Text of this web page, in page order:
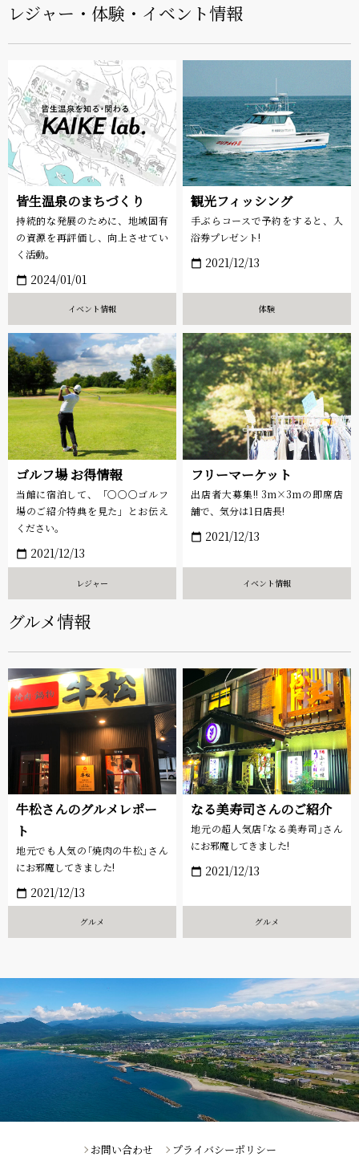
レジャー・体験・イベント情報
皆生温泉のまちづくり
持続的な発展のために、地域固有
の資源を再評価し、向上させてい
く活動。
calendar_today 2024/01/01
イベント情報
観光フィッシング
手ぶらコースで予約をすると、入
浴券プレゼント!
calendar_today 2021/12/13
体験
ゴルフ場 お得情報
当館に宿泊して、「〇〇〇ゴルフ
場のご紹介特典を見た」とお伝え
ください。
calendar_today 2021/12/13
レジャー
フリーマーケット
出店者大募集!! 3m×3mの即席店
舗で、気分は1日店長!
calendar_today 2021/12/13
イベント情報
グルメ情報
牛松さんのグルメレポー
ト
地元でも人気の｢焼肉の牛松｣さん
にお邪魔してきました!
calendar_today 2021/12/13
グルメ
なる美寿司さんのご紹介
地元の超人気店｢なる美寿司｣さん
にお邪魔してきました!
calendar_today 2021/12/13
グルメ
お問い合わせ プライバシーポリシー